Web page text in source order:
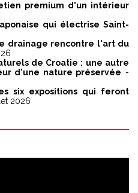
premium d'un intérieur
qui électrise Saint-
drainage rencontre l'art du
de Croatie : une autre
d'une nature préservée -
six expositions qui feront
2026